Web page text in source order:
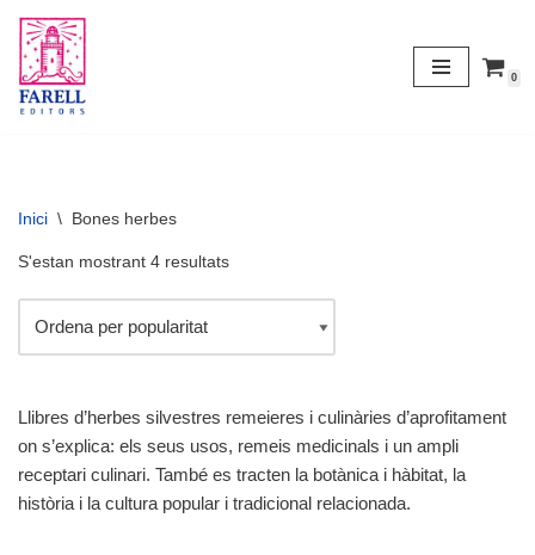
Vés
al
contingut
0
Inici \ Bones herbes
S'estan mostrant 4 resultats
Llibres d’herbes silvestres remeieres i culinàries d’aprofitament
on s’explica: els seus usos, remeis medicinals i un ampli
receptari culinari. També es tracten la botànica i hàbitat, la
història i la cultura popular i tradicional relacionada.